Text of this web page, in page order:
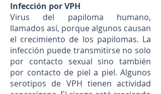
Infección por VPH
Virus del papiloma humano,
llamados así, porque algunos causan
el crecimiento de los papilomas. La
infección puede transmitirse no solo
por contacto sexual sino también
por contacto de piel a piel. Algunos
serotipos de VPH tienen actividad